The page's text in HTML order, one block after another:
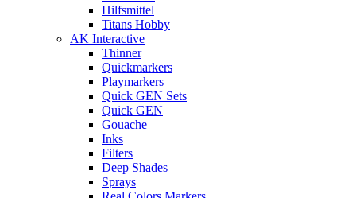
Hilfsmittel
Titans Hobby
AK Interactive
Thinner
Quickmarkers
Playmarkers
Quick GEN Sets
Quick GEN
Gouache
Inks
Filters
Deep Shades
Sprays